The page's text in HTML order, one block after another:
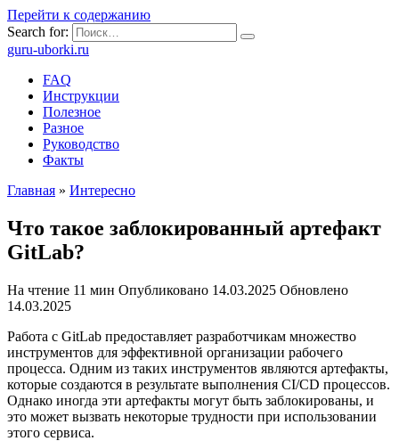
Перейти к содержанию
Search for:
guru-uborki.ru
FAQ
Инструкции
Полезное
Разное
Руководство
Факты
Главная » Интересно
Что такое заблокированный артефакт
GitLab?
На чтение 11 мин Опубликовано 14.03.2025 Обновлено
14.03.2025
Работа с GitLab предоставляет разработчикам множество
инструментов для эффективной организации рабочего
процесса. Одним из таких инструментов являются артефакты,
которые создаются в результате выполнения CI/CD процессов.
Однако иногда эти артефакты могут быть заблокированы, и
это может вызвать некоторые трудности при использовании
этого сервиса.